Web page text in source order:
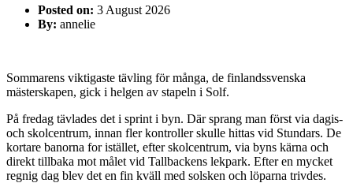
Posted on: 3 August 2026
By: annelie
Sommarens viktigaste tävling för många, de finlandssvenska
mästerskapen, gick i helgen av stapeln i Solf.
På fredag tävlades det i sprint i byn. Där sprang man först via dagis-
och skolcentrum, innan fler kontroller skulle hittas vid Stundars. De
kortare banorna for istället, efter skolcentrum, via byns kärna och
direkt tillbaka mot målet vid Tallbackens lekpark. Efter en mycket
regnig dag blev det en fin kväll med solsken och löparna trivdes.